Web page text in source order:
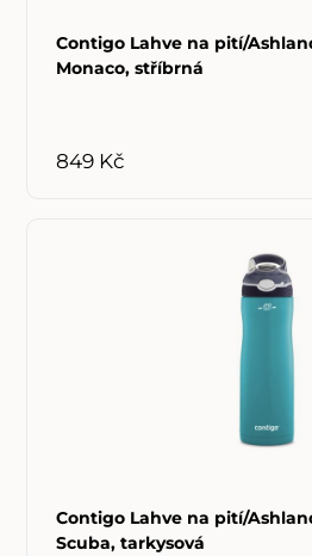
Contigo Lahve na pití/
Monaco, stříbrná
849 Kč
Contigo Lahve na pití/
Scuba, tarkysová